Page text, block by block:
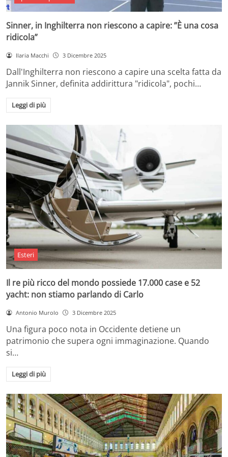
Sinner, in Inghilterra non riescono a capire: ”È una cosa
ridicola”
Ilaria Macchi 3 Dicembre 2025
Dall'Inghilterra non riescono a capire una scelta fatta da
Jannik Sinner, definita addirittura "ridicola", pochi…
Leggi di più
Esteri
Il re più ricco del mondo possiede 17.000 case e 52
yacht: non stiamo parlando di Carlo
Antonio Murolo 3 Dicembre 2025
Una figura poco nota in Occidente detiene un
patrimonio che supera ogni immaginazione. Quando
si…
Leggi di più